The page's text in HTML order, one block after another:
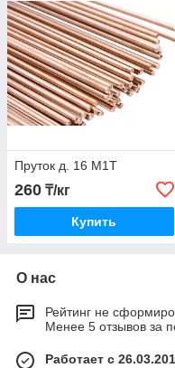
Пруток д. 16 М1Т
260 ₸/кг
Купить
О нас
Рейтинг не
Менее 5 отзывов за
Работает с